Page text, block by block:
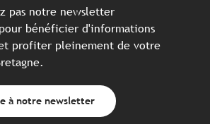
pas notre newsletter
bénéficier d'informations
profiter pleinement de votre
à notre newsletter